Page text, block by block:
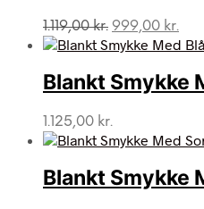
1.119,00kr. Den
oprindelige
var:
1.119,00 kr..
999,00 kr.
er:
Blankt Smykke
1.125,00 kr.
Blankt Smykke